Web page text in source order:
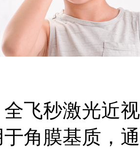
飞秒激光近
角膜基质，